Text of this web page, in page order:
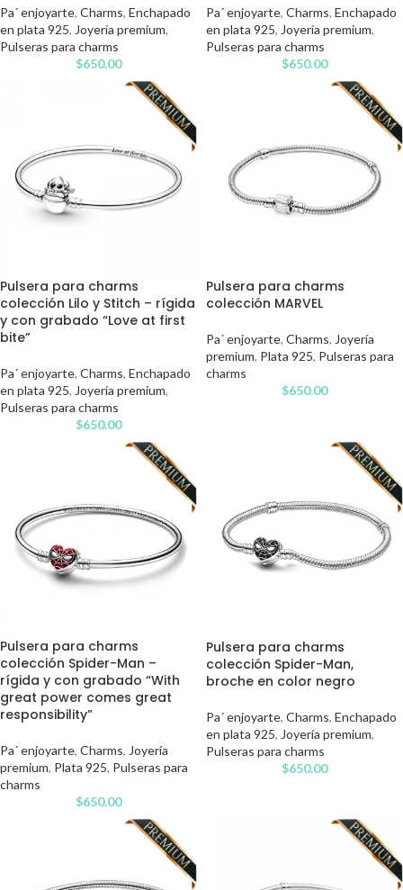
Pa´ enjoyarte, Charms, Enchapado
en plata 925, Joyería premium,
Pulseras para charms
$650.00
Pa´ enjoyarte, Charms, Enchapado
en plata 925, Joyería premium,
Pulseras para charms
$650.00
Pulsera para charms
colección Lilo y Stitch – rígida
y con grabado “Love at first
bite”
Pa´ enjoyarte, Charms, Enchapado
en plata 925, Joyería premium,
Pulseras para charms
$650.00
Pulsera para charms
colección MARVEL
Pa´ enjoyarte, Charms, Joyería
premium, Plata 925, Pulseras para
charms
$650.00
Pulsera para charms
colección Spider-Man –
rígida y con grabado “With
great power comes great
responsibility”
Pa´ enjoyarte, Charms, Joyería
premium, Plata 925, Pulseras para
charms
$650.00
Pulsera para charms
colección Spider-Man,
broche en color negro
Pa´ enjoyarte, Charms, Enchapado
en plata 925, Joyería premium,
Pulseras para charms
$650.00